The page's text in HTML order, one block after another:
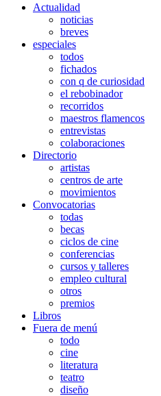
Actualidad
noticias
breves
especiales
todos
fichados
con q de curiosidad
el rebobinador
recorridos
maestros flamencos
entrevistas
colaboraciones
Directorio
artistas
centros de arte
movimientos
Convocatorias
todas
becas
ciclos de cine
conferencias
cursos y talleres
empleo cultural
otros
premios
Libros
Fuera de menú
todo
cine
literatura
teatro
diseño